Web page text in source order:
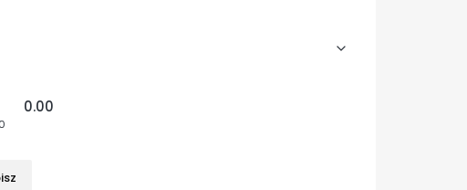
0.00